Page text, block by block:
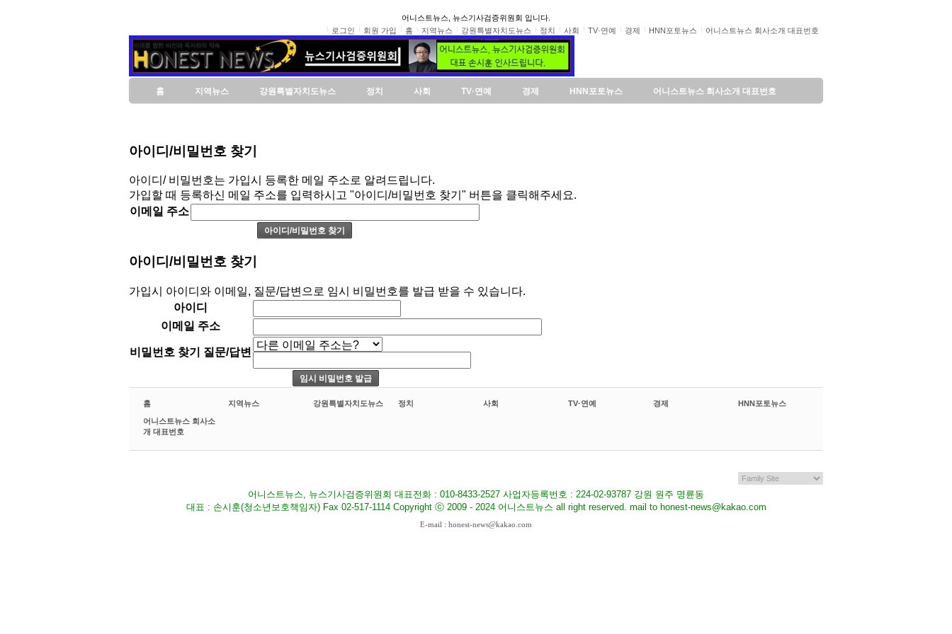
어니스트뉴스, 뉴스기사검증위원회 입니다.
로그인
회원 가입 홈 지역뉴스 강원특별자치도뉴스 정치 사회 TV·연예 경제 HNN포토뉴스 어니스트뉴스 회사소개 대표번호
홈 지역뉴스 강원특별자치도뉴스 정치 사회 TV·연예 경제 HNN포토뉴스 어니스트뉴스 회사소개 대표번호
아이디/비밀번호 찾기
아이디/ 비밀번호는 가입시 등록한 메일 주소로 알려드립니다.
가입할 때 등록하신 메일 주소를 입력하시고 "아이디/비밀번호 찾기" 버튼을 클릭해주세요.
이메일 주소
아이디/비밀번호 찾기
가입시 아이디와 이메일, 질문/답변으로 임시 비밀번호를 발급 받을 수 있습니다.
아이디
이메일 주소
비밀번호 찾기 질문/답변
홈 지역뉴스 강원특별자치도뉴스 정치 사회 TV·연예 경제 HNN포토뉴스
어니스트뉴스 회사소
개 대표번호
어니스트뉴스, 뉴스기사검증위원회 대표전화 : 010-8433-2527 사업자등록번호 : 224-02-93787 강원 원주 명륜동
대표 : 손시훈(청소년보호책임자) Fax 02-517-1114 Copyright ⓒ 2009 - 2024 어니스트뉴스 all right reserved. mail to honest-news@kakao.com
E-mail : honest-news@kakao.com